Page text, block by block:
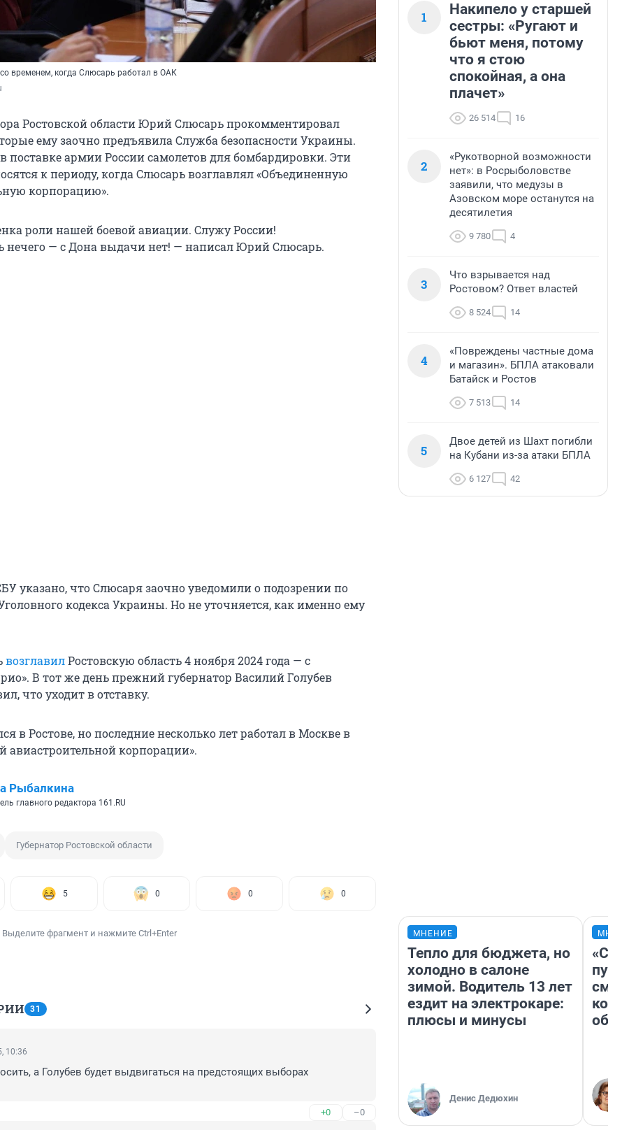
временем, когда Слюсарь работал в ОАК
Ростовской области Юрий Слюсарь прокомментировал
ему заочно предъявила Служба безопасности Украины.
поставке армии России самолетов для бомбардировки. Эти
к периоду, когда Слюсарь возглавлял «Объединенную
корпорацию».
роли нашей боевой авиации. Служу России!
нечего — с Дона выдачи нет! — написал Юрий Слюсарь.
указано, что Слюсаря заочно уведомили ​​о подозрении по
кодекса Украины. Но не уточняется, как именно ему
возглавилРостовскую область 4 ноября 2024 года — с
В тот же день прежний губернатор Василий Голубев
что уходит в отставку.
в Ростове, но последние несколько лет работал в Москве в
авиастроительной корпорации».
Рыбалкина
главного редактора 161.RU
Губернатор Ростовской области
5 0 0 0
Выделите фрагмент и нажмите Ctrl+Enter
31
10:36
а Голубев будет выдвигаться на предстоящих выборах
+0 –0
1
Накипело у старшей
сестры: «Ругают и
бьют меня, потому
что я стою
спокойная, а она
плачет»
26 514 16
2
«Рукотворной возможности
нет»: в Росрыболовстве
заявили, что медузы в
Азовском море останутся на
десятилетия
9 780 4
3
Что взрывается над
Ростовом? Ответ властей
8 524 14
4
«Повреждены частные дома
и магазин». БПЛА атаковали
Батайск и Ростов
7 513 14
5
Двое детей из Шахт погибли
на Кубани из-за атаки БПЛА
6 127 42
МНЕНИЕ
Тепло для бюджета, но
холодно в салоне
зимой. Водитель 13 лет
ездит на электрокаре:
плюсы и минусы
Денис Дедюхин